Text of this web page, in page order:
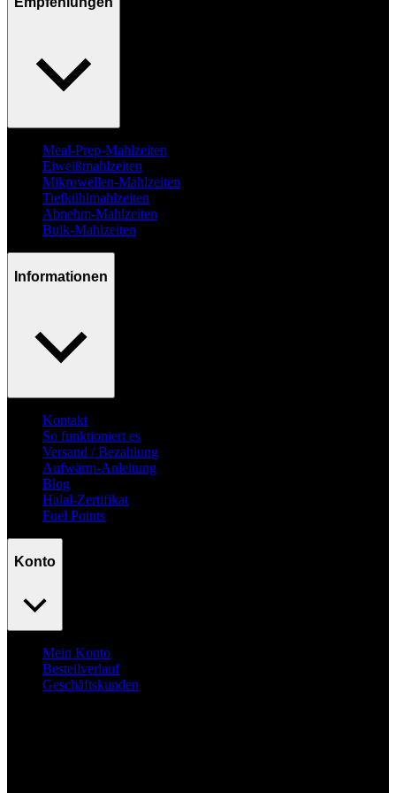
Meal-Prep-Mahlzeiten
Eiweißmahlzeiten
Mikrowellen-Mahlzeiten
Tiefkühlmahlzeiten
Abnehm-Mahlzeiten
Bulk-Mahlzeiten
Informationen
Kontakt
So funktioniert es
Versand / Bezahlung
Aufwärm-Anleitung
Blog
Halal-Zertifikat
Fuel Points
Konto
Mein Konto
Bestellverlauf
Geschäftskunden